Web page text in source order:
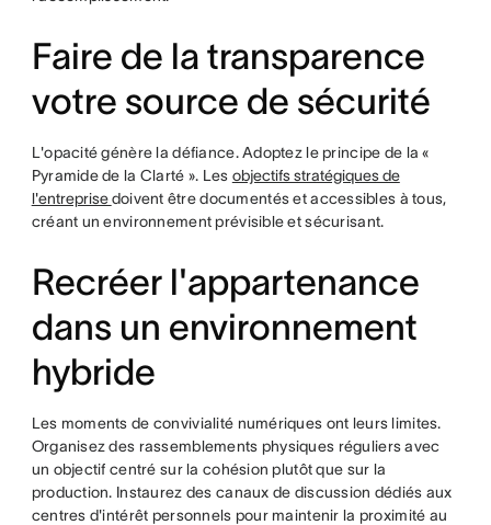
Faire de la transparence
votre source de sécurité
L'opacité génère la défiance. Adoptez le principe de la «
Pyramide de la Clarté ». Les objectifs stratégiques de
l'entreprisedoivent être documentés et accessibles à tous,
créant un environnement prévisible et sécurisant.
Recréer l'appartenance
dans un environnement
hybride
Les moments de convivialité numériques ont leurs limites.
Organisez des rassemblements physiques réguliers avec
un objectif centré sur la cohésion plutôt que sur la
production. Instaurez des canaux de discussion dédiés aux
centres d'intérêt personnels pour maintenir la proximité au